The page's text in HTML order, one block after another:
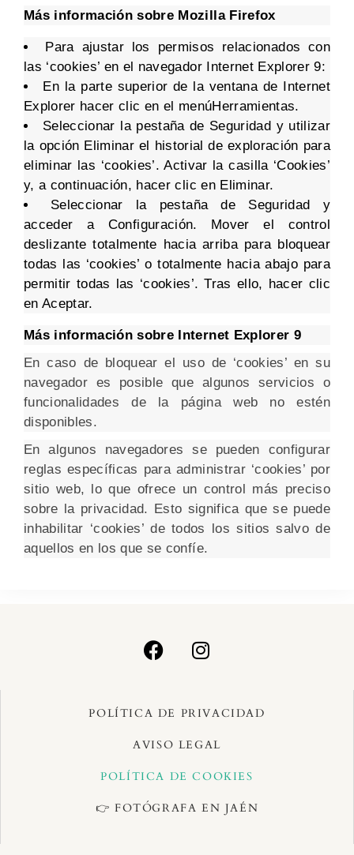
Más información sobre Mozilla Firefox
Para ajustar los permisos relacionados con
las ‘cookies’ en el navegador Internet Explorer 9:
En la parte superior de la ventana de Internet
Explorer hacer clic en el menúHerramientas.
Seleccionar la pestaña de Seguridad y utilizar
la opción Eliminar el historial de exploración para
eliminar las ‘cookies’. Activar la casilla ‘Cookies’
y, a continuación, hacer clic en Eliminar.
Seleccionar la pestaña de Seguridad y
acceder a Configuración. Mover el control
deslizante totalmente hacia arriba para bloquear
todas las ‘cookies’ o totalmente hacia abajo para
permitir todas las ‘cookies’. Tras ello, hacer clic
en Aceptar.
Más información sobre Internet Explorer 9
En caso de bloquear el uso de ‘cookies’ en su
navegador es posible que algunos servicios o
funcionalidades de la página web no estén
disponibles.
En algunos navegadores se pueden configurar
reglas específicas para administrar ‘cookies’ por
sitio web, lo que ofrece un control más preciso
sobre la privacidad. Esto significa que se puede
inhabilitar ‘cookies’ de todos los sitios salvo de
aquellos en los que se confíe.
POLÍTICA DE PRIVACIDAD
AVISO LEGAL
POLÍTICA DE COOKIES
👉 FOTÓGRAFA EN JAÉN